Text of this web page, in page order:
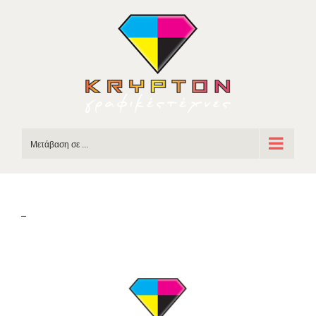
Μετάβαση σε ...
–